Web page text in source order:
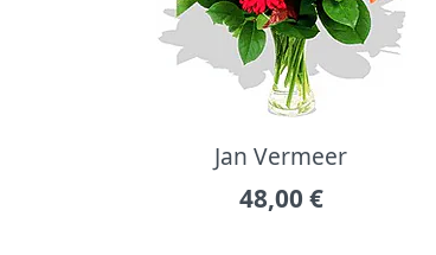
Jan Vermeer
48,00 €